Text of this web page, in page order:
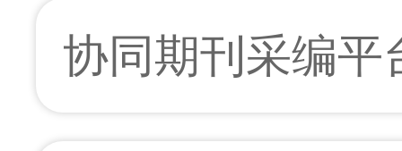
协同期刊采编平